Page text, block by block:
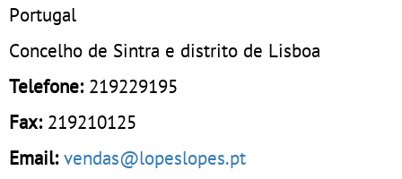
Portugal
Concelho de Sintra e distrito de Lisboa
Telefone: 219229195
Fax: 219210125
Email: vendas@lopeslopes.pt